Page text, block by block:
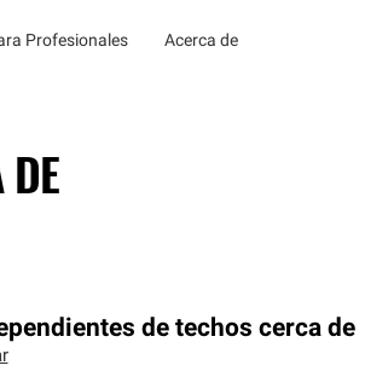
Profesionales Acerca de
de techos cerca de